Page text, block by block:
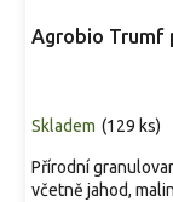
Agrobio Trumf
Skladem (129 ks)
Přírodní
včetně jahod,